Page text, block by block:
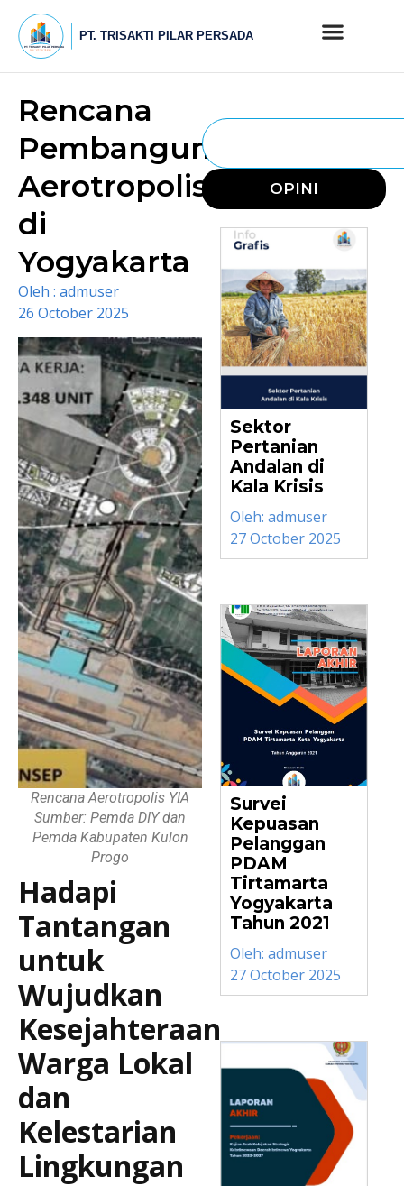
Rencana
Pembangunan
Aerotropolis
di
Yogyakarta
Oleh : admuser
26 October 2025
Rencana Aerotropolis YIA
Sumber: Pemda DIY dan
Pemda Kabupaten Kulon
Progo
Hadapi
Tantangan
untuk
Wujudkan
Kesejahteraan
Warga Lokal
dan
Kelestarian
Lingkungan
OPINI
Sektor
Pertanian
Andalan di
Kala Krisis
Oleh: admuser
27 October 2025
Survei
Kepuasan
Pelanggan
PDAM
Tirtamarta
Yogyakarta
Tahun 2021
Oleh: admuser
27 October 2025